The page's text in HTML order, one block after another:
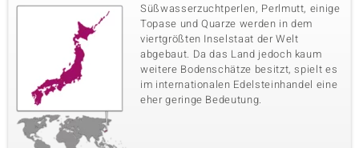
Süßwasserzuchtperlen, Perlmutt, einige
Topase und Quarze werden in dem
viertgrößten Inselstaat der Welt
abgebaut. Da das Land jedoch kaum
weitere Bodenschätze besitzt, spielt es
im internationalen Edelsteinhandel eine
eher geringe Bedeutung.